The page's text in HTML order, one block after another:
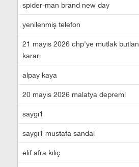
spider-man brand new day
yenilenmiş telefon
21 mayıs 2026 chp'ye mutlak butlan
kararı
alpay kaya
20 mayıs 2026 malatya depremi
saygı1
saygı1 mustafa sandal
elif afra kılıç